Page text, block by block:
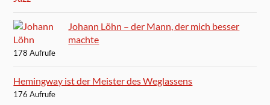
Johann Löhn – der Mann, der mich besser
machte
178 Aufrufe
Hemingway ist der Meister des Weglassens
176 Aufrufe